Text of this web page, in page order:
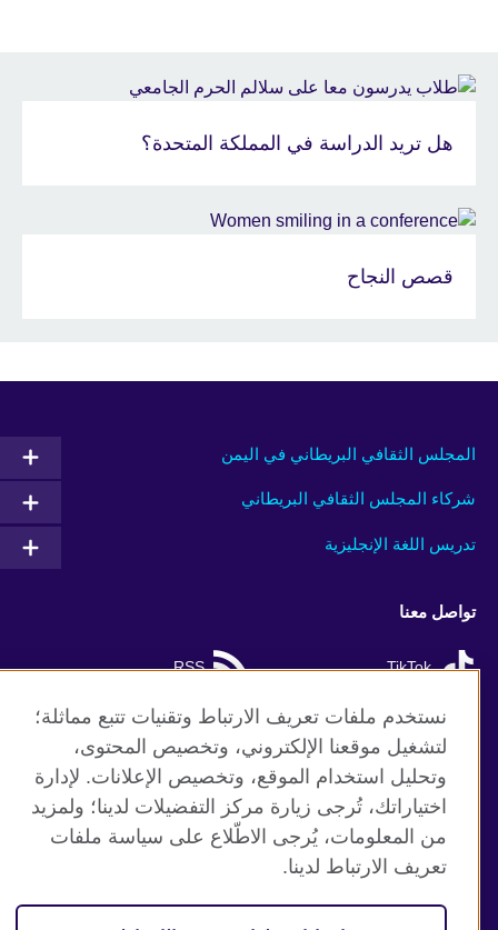
هل تريد الدراسة في المملكة المتحدة؟
قصص النجاح
المجلس الثقافي البريطاني في اليمن
شركاء المجلس الثقافي البريطاني
تدريس اللغة الإنجليزية
تواصل معنا
RSS TikTok
موقع المجلس الثقافي البريطاني العالمي
الخصوصية وشروط الاستخدام
ملفات تعريف الإرتباط
خريطة الموقع
نستخدم ملفات تعريف الارتباط وتقنيات تتبع مماثلة؛
لتشغيل موقعنا الإلكتروني، وتخصيص المحتوى،
وتحليل استخدام الموقع، وتخصيص الإعلانات. لإدارة
اختياراتك، تُرجى زيارة مركز التفضيلات لدينا؛ ولمزيد
من المعلومات، يُرجى الاطّلاع على سياسة ملفات
تعريف الارتباط لدينا.